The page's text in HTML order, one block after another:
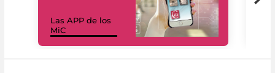
Las APP de los
MiC